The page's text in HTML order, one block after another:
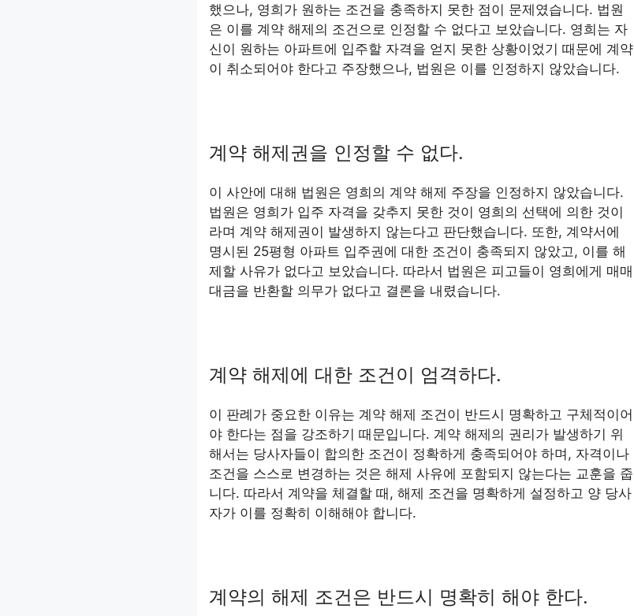
했으나, 영희가 원하는 조건을 충족하지 못한 점이 문제였습니다. 법원
은 이를 계약 해제의 조건으로 인정할 수 없다고 보았습니다. 영희는 자
신이 원하는 아파트에 입주할 자격을 얻지 못한 상황이었기 때문에 계약
이 취소되어야 한다고 주장했으나, 법원은 이를 인정하지 않았습니다.
계약 해제권을 인정할 수 없다.
이 사안에 대해 법원은 영희의 계약 해제 주장을 인정하지 않았습니다.
법원은 영희가 입주 자격을 갖추지 못한 것이 영희의 선택에 의한 것이
라며 계약 해제권이 발생하지 않는다고 판단했습니다. 또한, 계약서에
명시된 25평형 아파트 입주권에 대한 조건이 충족되지 않았고, 이를 해
제할 사유가 없다고 보았습니다. 따라서 법원은 피고들이 영희에게 매매
대금을 반환할 의무가 없다고 결론을 내렸습니다.
계약 해제에 대한 조건이 엄격하다.
이 판례가 중요한 이유는 계약 해제 조건이 반드시 명확하고 구체적이어
야 한다는 점을 강조하기 때문입니다. 계약 해제의 권리가 발생하기 위
해서는 당사자들이 합의한 조건이 정확하게 충족되어야 하며, 자격이나
조건을 스스로 변경하는 것은 해제 사유에 포함되지 않는다는 교훈을 줍
니다. 따라서 계약을 체결할 때, 해제 조건을 명확하게 설정하고 양 당사
자가 이를 정확히 이해해야 합니다.
계약의 해제 조건은 반드시 명확히 해야 한다.